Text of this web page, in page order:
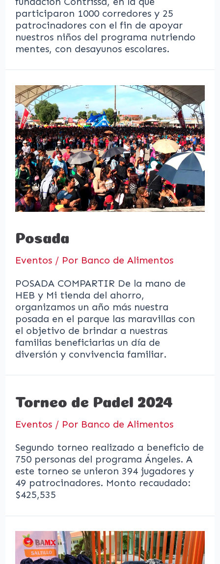
participaron 1000 corredores y 25
patrocinadores con el fin de apoyar
nuestros niños del programa nutriendo
mentes, con desayunos escolares.
Posada
Eventos/ Por Banco de Alimentos
POSADA COMPARTIR De la mano de
HEB y Mi tienda del ahorro,
organizamos un año más nuestra
posada en el parque las maravillas con
el objetivo de brindar a nuestras
familias beneficiarias un día de
diversión y convivencia familiar.
Torneo de Padel 2024
Eventos/ Por Banco de Alimentos
Segundo torneo realizado a beneficio de
750 personas del programa Ángeles. A
este torneo se unieron 394 jugadores y
49 patrocinadores. Monto recaudado:
$425,535